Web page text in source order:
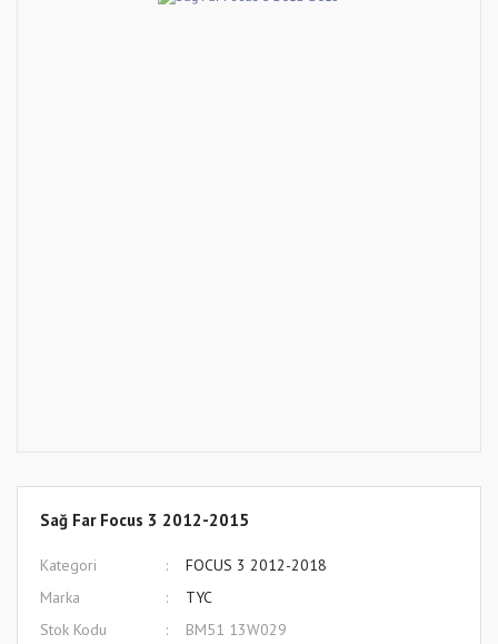
Sağ Far Focus 3 2012-2015
Kategori
FOCUS 3 2012-2018
Marka
TYC
Stok Kodu
BM51 13W029